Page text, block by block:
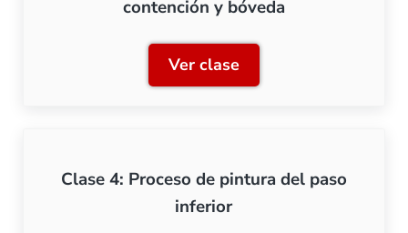
contención y bóveda
Ver claseClase 3: Construcción de
Clase 4: Proceso de pintura del paso
inferior